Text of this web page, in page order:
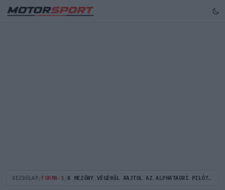
KEZDŐLAP FORMA-1 A MEZŐNY VÉGÉRŐL RAJTOL AZ ALPHATAURI PILÓTÁJA KANADÁBAN